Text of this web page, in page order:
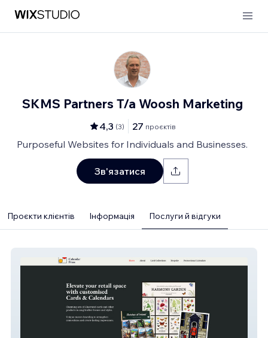
SKMS Partners T/a Woosh Marketing
4,3 (3) 27 проєктів
Purposeful Websites for Individuals and Businesses.
Зв'язатися
Проєкти клієнтів Інформація Послуги й відгуки